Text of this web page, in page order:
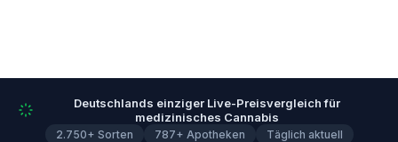
Deutschlands einziger Live-Preisvergleich für
medizinisches Cannabis
2.750+ Sorten 787+ Apotheken
Täglich aktuell